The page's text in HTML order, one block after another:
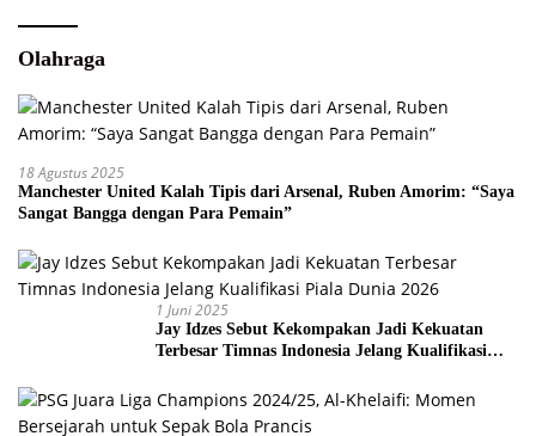
Olahraga
18 Agustus 2025
Manchester United Kalah Tipis dari Arsenal, Ruben Amorim: “Saya
Sangat Bangga dengan Para Pemain”
1 Juni 2025
Jay Idzes Sebut Kekompakan Jadi Kekuatan
Terbesar Timnas Indonesia Jelang Kualifikasi